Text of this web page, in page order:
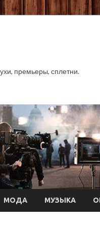
премьеры, сплетни.
МОДА МУЗЫКА